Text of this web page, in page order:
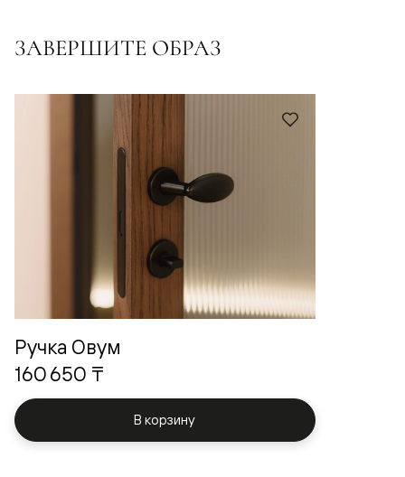
ЗАВЕРШИТЕ ОБРАЗ
Ручка Овум
160 650 ₸
В корзину